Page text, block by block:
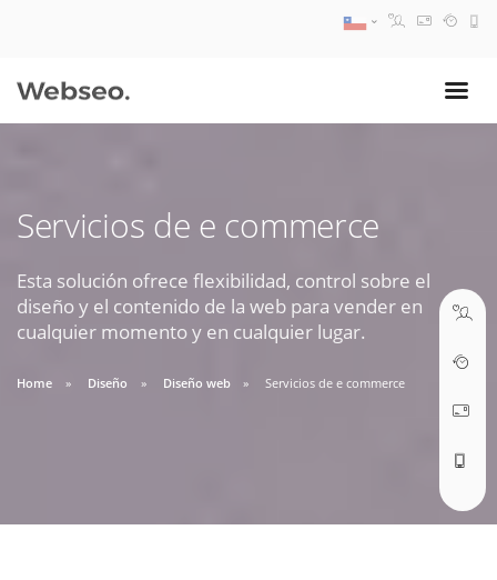
Servicios de e commerce
Esta solución ofrece flexibilidad, control sobre el
diseño y el contenido de la web para vender en
cualquier momento y en cualquier lugar.
Home Diseño Diseño web Servicios de e commerce
09:30 AM A 18:30 PM
soporte@webseo.cl
ABRIR TICKET